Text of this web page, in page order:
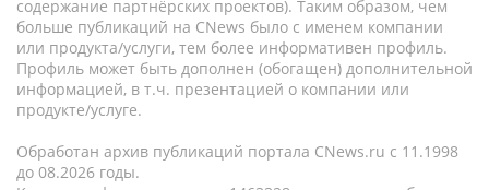
содержание партнёрских проектов). Таким образом, чем
больше публикаций на CNews было с именем компании
или продукта/услуги, тем более информативен профиль.
Профиль может быть дополнен (обогащен) дополнительной
информацией, в т.ч. презентацией о компании или
продукте/услуге.
Обработан архив публикаций портала CNews.ru c 11.1998
до 08.2026 годы.